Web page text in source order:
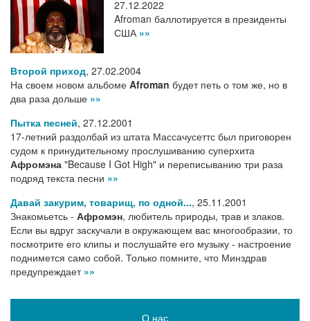
27.12.2022
Afroman баллотируется в президенты
США »»
Второй приход, 27.02.2004
На своем новом альбоме Afroman будет петь о том же, но в
два раза дольше »»
Пытка песней, 27.12.2001
17-летний раздолбай из штата Массачусеттс был приговорен
судом к принудительному прослушиванию суперхита
Афромэна "Because I Got High" и переписыванию три раза
подряд текста песни »»
Давай закурим, товарищ, по одной..., 25.11.2001
Знакомьетсь - Афромэн, любитель природы, трав и злаков.
Если вы вдруг заскучали в окружающем вас многообразии, то
посмотрите его клипы и послушайте его музыку - настроение
поднимется само собой. Только помните, что Минздрав
предупреждает »»
О нас